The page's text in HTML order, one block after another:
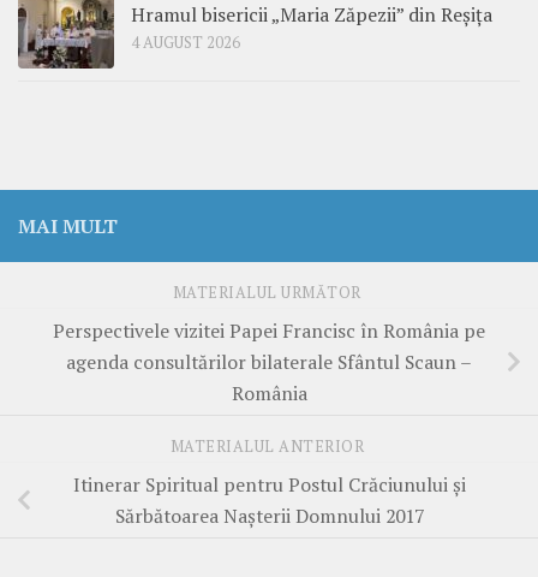
Hramul bisericii „Maria Zăpezii” din Reșița
4 AUGUST 2026
MAI MULT
MATERIALUL URMĂTOR
Perspectivele vizitei Papei Francisc în România pe
agenda consultărilor bilaterale Sfântul Scaun –
România
MATERIALUL ANTERIOR
Itinerar Spiritual pentru Postul Crăciunului și
Sărbătoarea Nașterii Domnului 2017